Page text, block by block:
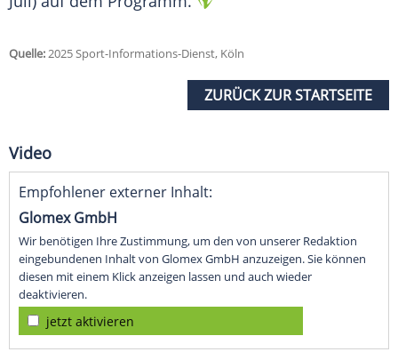
Quelle:2025 Sport-Informations-Dienst, Köln
ZURÜCK ZUR STARTSEITE
Video
Empfohlener externer Inhalt:
Glomex GmbH
Wir benötigen Ihre Zustimmung, um den von unserer Redaktion
eingebundenen Inhalt von Glomex GmbH anzuzeigen. Sie können
diesen mit einem Klick anzeigen lassen und auch wieder
deaktivieren.
jetzt aktivieren